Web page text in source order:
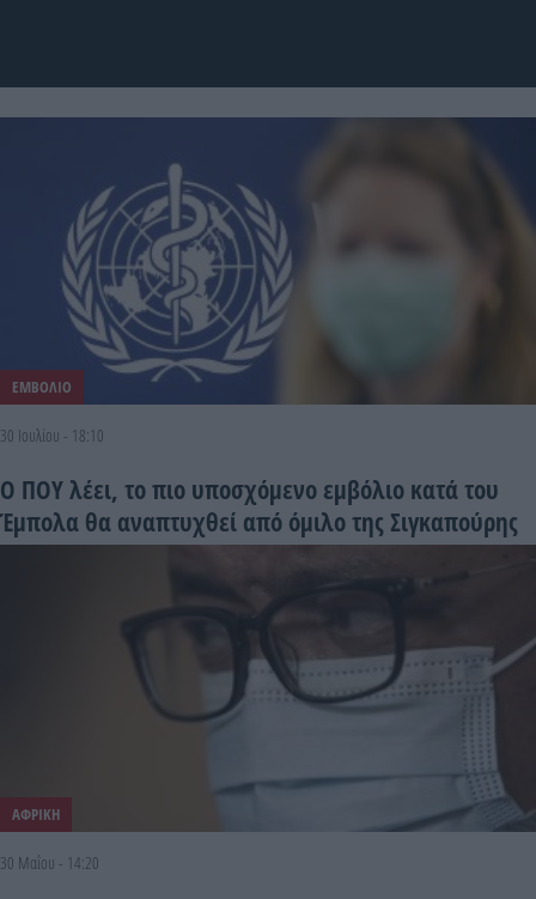
ΕΜΒΟΛΙΟ
30 Ιουλίου - 18:10
Ο ΠΟΥ λέει, το πιο υποσχόμενο εμβόλιο κατά του
Έμπολα θα αναπτυχθεί από όμιλο της Σιγκαπούρης
ΑΦΡΙΚΗ
30 Μαΐου - 14:20